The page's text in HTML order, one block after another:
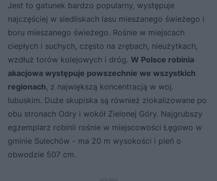
Jest to gatunek bardzo popularny, występuje
najczęściej w siedliskach lasu mieszanego świeżego i
boru mieszanego świeżego. Rośnie w miejscach
ciepłych i suchych, często na zrębach, nieużytkach,
wzdłuż torów kolejowych i dróg. W Polsce robinia
akacjowa występuje powszechnie we wszystkich
regionach, z największą koncentracją w woj.
lubuskim. Duże skupiska są również zlokalizowane po
obu stronach Odry i wokół Zielonej Góry. Najgrubszy
egzemplarz robinii rośnie w miejscowości Łęgowo w
gminie Sulechów - ma 20 m wysokości i pień o
obwodzie 507 cm.